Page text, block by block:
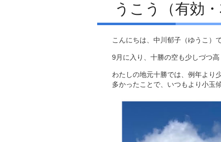
うこう（有効
こんにちは、中川郁子（ゆうこ）
9月に入り、十勝の空も少しづつ
わたしの地元十勝では、例年より
多かったことで、いつもより小玉